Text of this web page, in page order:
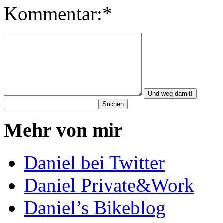
Kommentar:*
Mehr von mir
Daniel bei Twitter
Daniel Private&Work
Daniel’s Bikeblog